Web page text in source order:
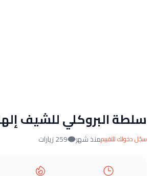
سلطة البروكلي للشيف
سجّل دخولك للتقييممنذ شهر 259 زيارات